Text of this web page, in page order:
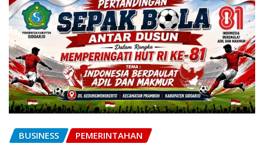
BUSINESS PEMERINTAHAN